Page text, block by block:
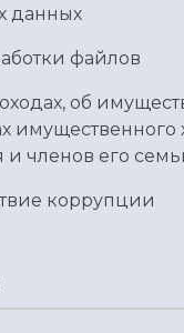
межвузовский
документы
данных
файлов
об
имущественного
и членов его
коррупции